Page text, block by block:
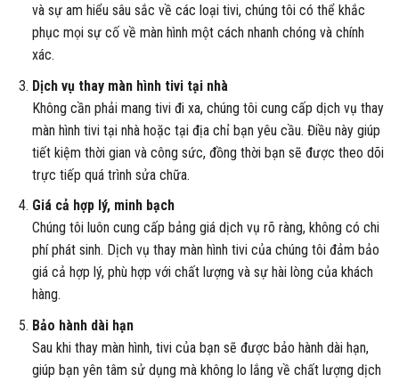
và sự am hiểu sâu sắc về các loại tivi, chúng tôi có thể khắc
phục mọi sự cố về màn hình một cách nhanh chóng và chính
xác.
Dịch vụ thay màn hình tivi tại nhà
Không cần phải mang tivi đi xa, chúng tôi cung cấp dịch vụ thay
màn hình tivi tại nhà hoặc tại địa chỉ bạn yêu cầu. Điều này giúp
tiết kiệm thời gian và công sức, đồng thời bạn sẽ được theo dõi
trực tiếp quá trình sửa chữa.
Giá cả hợp lý, minh bạch
Chúng tôi luôn cung cấp bảng giá dịch vụ rõ ràng, không có chi
phí phát sinh. Dịch vụ thay màn hình tivi của chúng tôi đảm bảo
giá cả hợp lý, phù hợp với chất lượng và sự hài lòng của khách
hàng.
Bảo hành dài hạn
Sau khi thay màn hình, tivi của bạn sẽ được bảo hành dài hạn,
giúp bạn yên tâm sử dụng mà không lo lắng về chất lượng dịch